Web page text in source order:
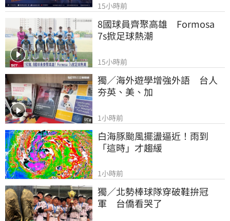
15小時前
8國球員齊聚高雄　Formosa
7s掀足球熱潮
15小時前
獨／海外遊學增強外語　台人
夯英、美、加
1小時前
白海豚颱風擺盪逼近！雨到
「這時」才趨緩
1小時前
獨／北勢棒球隊穿破鞋拚冠
軍　台僑看哭了